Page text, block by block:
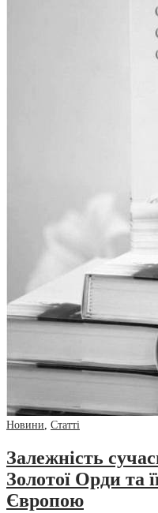
Новини, Статті
Залежність
Золотої Орди та
Європою